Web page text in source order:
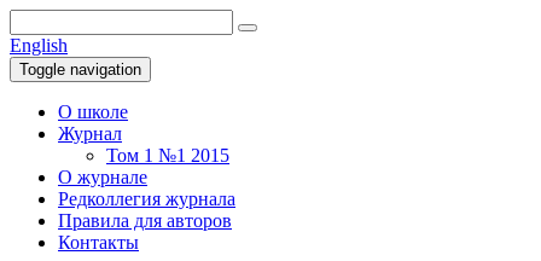
English
Toggle navigation
О школе
Журнал
Том 1 №1 2015
О журнале
Редколлегия журнала
Правила для авторов
Контакты